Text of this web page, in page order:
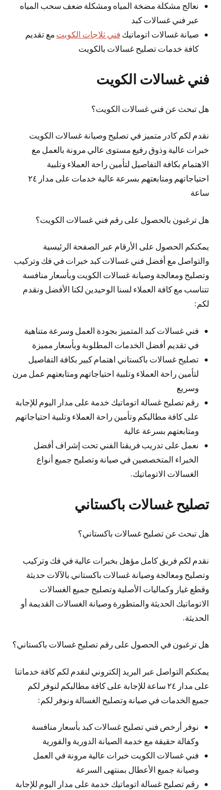
نعالج مشكلة مضخة المياه ومشكلة ضعف سحب المياه
عبر فني غسالات كبد
صيانة غسالات اتوماتيك فني ثلاجات الكويت مع تقديم
كافة خدمات تصليح غسالات بالكويت
فني غسالات الكويت
هل تبحث عن فني غسالات الكويت؟
نقدم لكم كادر متميز في تصليح وصيانة غسالات الكويت
خبرات عالية وذوق رفيع مستوى عالي مرونة بالعمل مع
الاهتمام بكافة التفاصيل لتأمين راحة العملاء وتلبية
احتياجاتهم ومتابعتهم بسرعة عالية خدمات على مدار ٢٤
ساعة
هل ترغبون بالحصول على رقم فني غسالات الكويت؟
يمكنكم الحصول على الأرقام عبر الصفحة الرئيسية
والتواصل مع أفضل فني غسالات كبد خبرات في فك وتركيب
وتصليح ومعالجة وصيانة غسالات الكويت وبأسعار منافسة
تتناسب مع كافة العملاء لسنا الوحيدين لكنا الأفضل ونقدم
لكم:
فني غسالات كبد المتميز بجودة العمل وسرعة متناهية
في تقديم أفضل الخدمات المطلوبة وبأسعار مميزة
تصليح غسالات باكستاني اهتمام كبير بكافة التفاصيل
لتأمين راحة العملاء وتلبية احتياجاتهم ومتابعتهم عمل مرن
وسريع
رقم تصليح غسالة اتوماتيك خدمة على مدار اليوم للإجابة
على كافة مطالبكم وتأمين راحة العملاء وتلبية احتياجاتهم
ومتابعتهم بسرعة عالية
نعمل على تدريب فريقنا الفني تحت إشراف أفضل
الخبراء المتخصصين في صيانة وتصليح جميع أنواع
الغسالات الاتوماتيك.
تصليح غسالات باكستاني
هل تبحث عن تصليح غسالات باكستاني؟
نقدم لكم فريق كامل مؤهل بخبرات عالية في فك وتركيب
وتصليح ومعالجة وصيانة غسالات باكستاني بالآلات حديثة
وقطع غيار وكماليات الأصلية وتصليح جميع الغسالات
الاتوماتيك الحديثة والمتطورة وصيانة الغسالات القديمة أو
الحديثة.
هل ترغبون في الحصول على رقم تصليح غسالات باكستاني؟
يمكنكم التواصل عبر البريد إلكتروني لنقدم لكم كافة خدماتنا
على مدار ٢٤ ساعة للإجابة على كافة مطالبكم لنوفر لكم
جميع الخدمات في صيانة وتصليح الغسالة ونوفر لكم:
نوفر أرخص فني تصليح غسالات كبد بأسعار منافسة
وكفالة حقيقة مع خدمة الصيانة الدورية والفورية
فني غسالات الكويت خبرات عالية مرونة في العمل
وصيانة جميع الأعطال بمنتهى السرعة
رقم تصليح غسالة اتوماتيك خدمة على مدار اليوم للإجابة